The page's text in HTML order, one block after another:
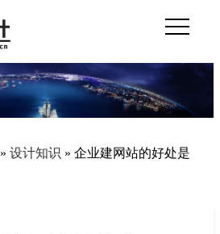
» 设计知识 » 企业建网站的好处是